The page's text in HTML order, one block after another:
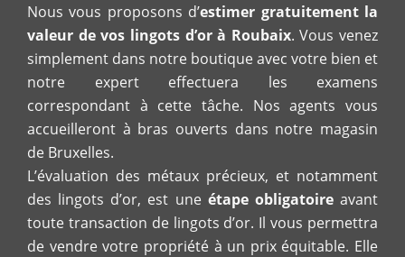
Nous vous proposons d’estimer gratuitement la
valeur de vos lingots d’or à Roubaix. Vous venez
simplement dans notre boutique avec votre bien et
notre expert effectuera les examens
correspondant à cette tâche. Nos agents vous
accueilleront à bras ouverts dans notre magasin
de Bruxelles.
L’évaluation des métaux précieux, et notamment
des lingots d’or, est une étape obligatoireavant
toute transaction de lingots d’or. Il vous permettra
de vendre votre propriété à un prix équitable. Elle